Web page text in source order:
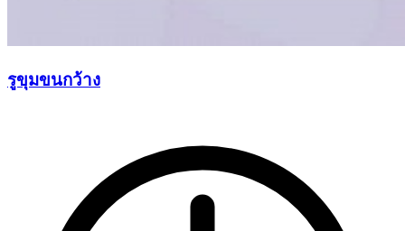
รูขุมขนกว้าง